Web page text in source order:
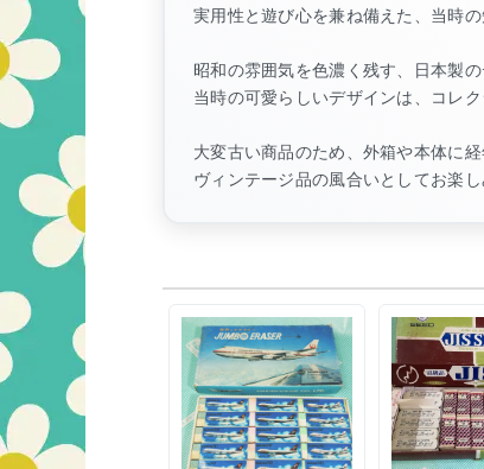
実用性と遊び心を兼ね備えた、当時
昭和の雰囲気を色濃く残す、日本製の
当時の可愛らしいデザインは、コレ
大変古い商品のため、外箱や本体に
ヴィンテージ品の風合いとしてお楽し